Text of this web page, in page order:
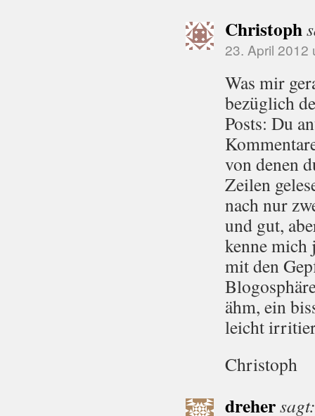
Christoph
23. April 2012
Was mir
bezüglich
Posts: Du
von denen
Zeilen
nach nur
und gut,
kenne mich
mit den
ähm, ein
leicht
Christoph
drehersagt: